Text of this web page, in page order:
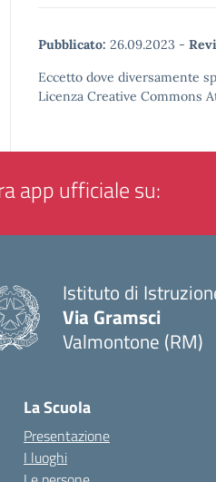
Pubblicato: 26.09.2023 -
Eccetto dove diversamente
Licenza Creative Commons
app ufficiale su:
Istituto di
Via Gramsci
Valmontone (RM)
La Scuola
Presentazione
I luoghi